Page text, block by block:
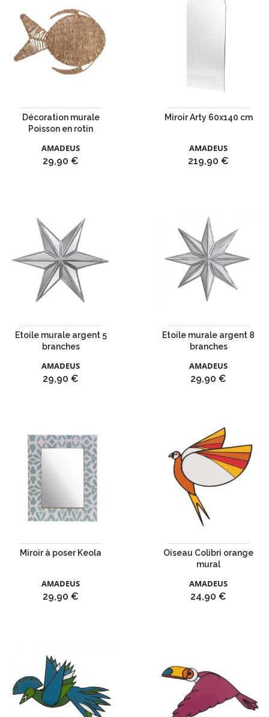
Décoration murale
Poisson en rotin
AMADEUS
Prix
29,90 €
Miroir Arty 60x140 cm
AMADEUS
Prix
219,90 €
Etoile murale argent 5
branches
AMADEUS
Prix
29,90 €
Etoile murale argent 8
branches
AMADEUS
Prix
29,90 €
Miroir à poser Keola
AMADEUS
Prix
29,90 €
Oiseau Colibri orange
mural
AMADEUS
Prix
24,90 €